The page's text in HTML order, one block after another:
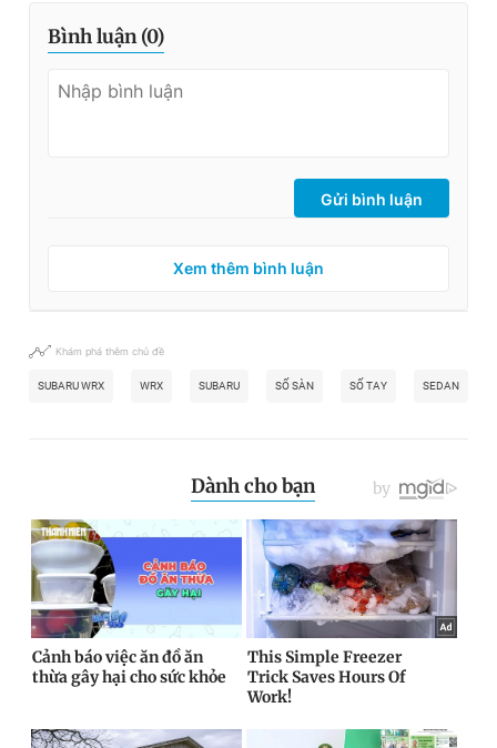
Bình luận (0)
Gửi bình luận
Xem thêm bình luận
Khám phá thêm chủ đề
SUBARU WRX WRX SUBARU SỐ SÀN SỐ TAY SEDAN